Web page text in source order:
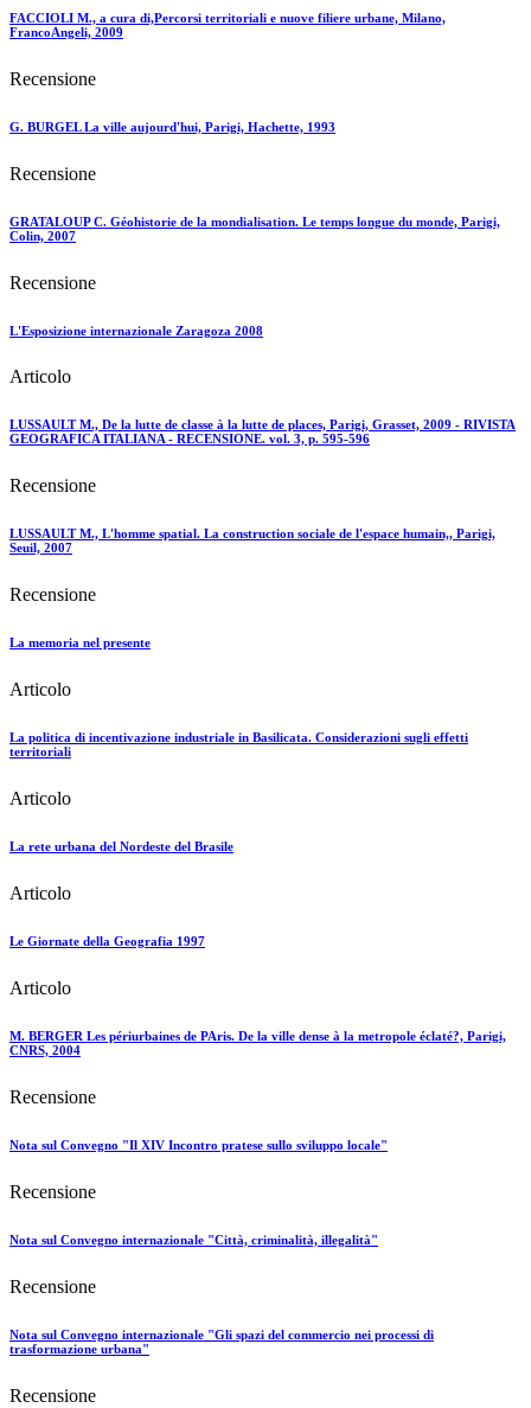
FACCIOLI M., a cura di,Percorsi territoriali e nuove filiere urbane, Milano,
FrancoAngeli, 2009
Recensione
G. BURGEL La ville aujourd'hui, Parigi, Hachette, 1993
Recensione
GRATALOUP C. Géohistorie de la mondialisation. Le temps longue du monde, Parigi,
Colin, 2007
Recensione
L'Esposizione internazionale Zaragoza 2008
Articolo
LUSSAULT M., De la lutte de classe à la lutte de places, Parigi, Grasset, 2009 - RIVISTA
GEOGRAFICA ITALIANA - RECENSIONE. vol. 3, p. 595-596
Recensione
LUSSAULT M., L'homme spatial. La construction sociale de l'espace humain,, Parigi,
Seuil, 2007
Recensione
La memoria nel presente
Articolo
La politica di incentivazione industriale in Basilicata. Considerazioni sugli effetti
territoriali
Articolo
La rete urbana del Nordeste del Brasile
Articolo
Le Giornate della Geografia 1997
Articolo
M. BERGER Les périurbaines de PAris. De la ville dense à la metropole éclaté?, Parigi,
CNRS, 2004
Recensione
Nota sul Convegno "Il XIV Incontro pratese sullo sviluppo locale"
Recensione
Nota sul Convegno internazionale "Città, criminalità, illegalità"
Recensione
Nota sul Convegno internazionale "Gli spazi del commercio nei processi di
trasformazione urbana"
Recensione